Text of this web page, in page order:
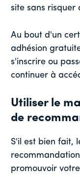
site sans
Au bout d'un
adhésion
s'inscrire ou
continuer à
Utiliser le
de
S'il est bien fait,
promouvoir